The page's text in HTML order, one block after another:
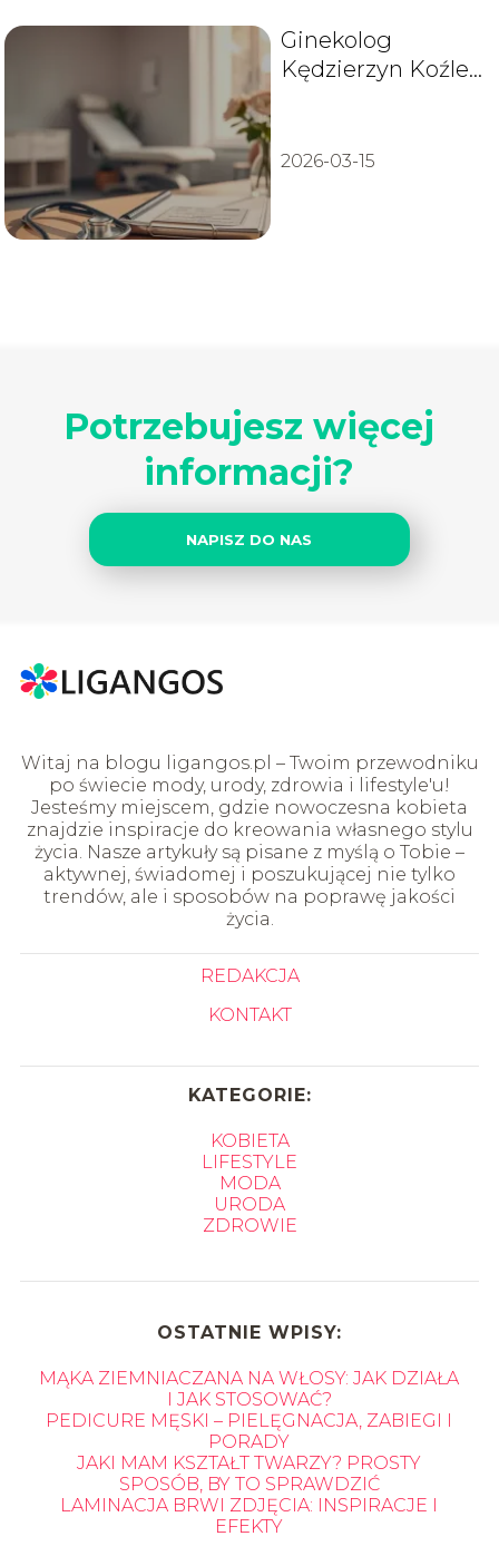
Ginekolog
Kędzierzyn Koźle
2026-03-15
Potrzebujesz więcej
informacji?
NAPISZ DO NAS
Witaj na blogu ligangos.pl – Twoim przewodniku
po świecie mody, urody, zdrowia i lifestyle'u!
Jesteśmy miejscem, gdzie nowoczesna kobieta
znajdzie inspiracje do kreowania własnego stylu
życia. Nasze artykuły są pisane z myślą o Tobie –
aktywnej, świadomej i poszukującej nie tylko
trendów, ale i sposobów na poprawę jakości
życia.
REDAKCJA
KONTAKT
KATEGORIE:
KOBIETA
LIFESTYLE
MODA
URODA
ZDROWIE
OSTATNIE WPISY:
MĄKA ZIEMNIACZANA NA WŁOSY: JAK DZIAŁA
I JAK STOSOWAĆ?
PEDICURE MĘSKI – PIELĘGNACJA, ZABIEGI I
PORADY
JAKI MAM KSZTAŁT TWARZY? PROSTY
SPOSÓB, BY TO SPRAWDZIĆ
LAMINACJA BRWI ZDJĘCIA: INSPIRACJE I
EFEKTY